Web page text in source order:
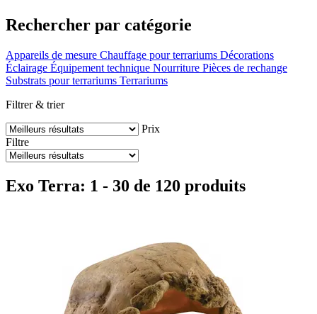
Rechercher par catégorie
Appareils de mesure Chauffage pour terrariums Décorations
Éclairage Équipement technique Nourriture Pièces de rechange
Substrats pour terrariums Terrariums
Filtrer & trier
Prix
Filtre
Exo Terra: 1 - 30 de 120 produits